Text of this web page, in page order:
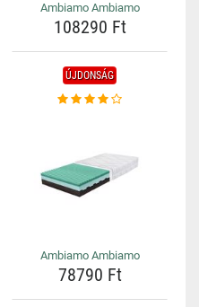
Ambiamo Ambiamo
108290 Ft
ÚJDONSÁG
Ambiamo Ambiamo
78790 Ft